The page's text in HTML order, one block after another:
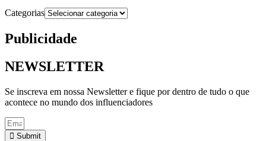
Categorias
Publicidade
NEWSLETTER
Se inscreva em nossa Newsletter e fique por dentro de tudo o que
acontece no mundo dos influenciadores
Submit